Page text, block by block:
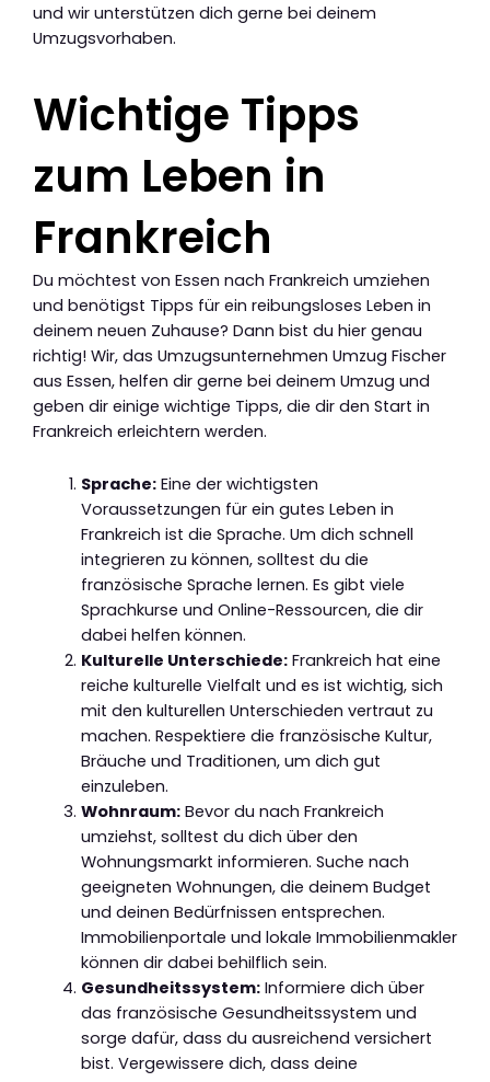
und wir unterstützen dich gerne bei deinem
Umzugsvorhaben.
Wichtige Tipps
zum Leben in
Frankreich
Du möchtest von Essen nach Frankreich umziehen
und benötigst Tipps für ein reibungsloses Leben in
deinem neuen Zuhause? Dann bist du hier genau
richtig! Wir, das Umzugsunternehmen Umzug Fischer
aus Essen, helfen dir gerne bei deinem Umzug und
geben dir einige wichtige Tipps, die dir den Start in
Frankreich erleichtern werden.
Sprache:Eine der wichtigsten
Voraussetzungen für ein gutes Leben in
Frankreich ist die Sprache. Um dich schnell
integrieren zu können, solltest du die
französische Sprache lernen. Es gibt viele
Sprachkurse und Online-Ressourcen, die dir
dabei helfen können.
Kulturelle Unterschiede:Frankreich hat eine
reiche kulturelle Vielfalt und es ist wichtig, sich
mit den kulturellen Unterschieden vertraut zu
machen. Respektiere die französische Kultur,
Bräuche und Traditionen, um dich gut
einzuleben.
Wohnraum:Bevor du nach Frankreich
umziehst, solltest du dich über den
Wohnungsmarkt informieren. Suche nach
geeigneten Wohnungen, die deinem Budget
und deinen Bedürfnissen entsprechen.
Immobilienportale und lokale Immobilienmakler
können dir dabei behilflich sein.
Gesundheitssystem:Informiere dich über
das französische Gesundheitssystem und
sorge dafür, dass du ausreichend versichert
bist. Vergewissere dich, dass deine